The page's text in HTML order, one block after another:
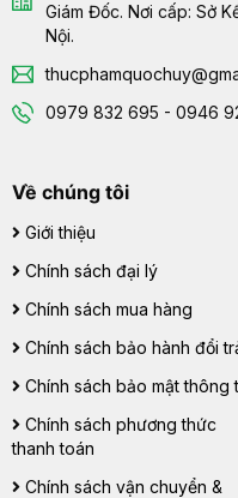
Giám Đốc. Nơi cấp: Sở
Nội.
0979 832 695 - 0946
Về chúng tôi
Giới thiệu
Chính sách đại lý
Chính sách mua hàng
Chính sách bảo hành đổi
Chính sách bảo mật thông
Chính sách phương thức
thanh toán
Chính sách vận chuyển &